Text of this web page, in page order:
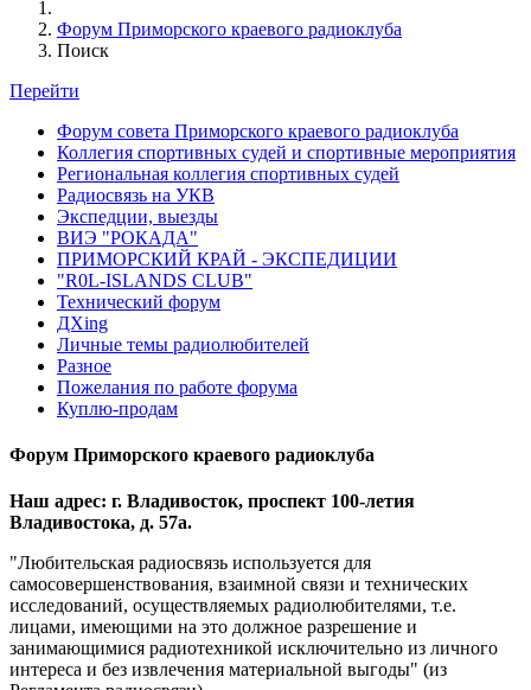
Форум Приморского краевого радиоклуба
Поиск
Перейти
Форум совета Приморского краевого радиоклуба
Коллегия спортивных судей и спортивные мероприятия
Региональная коллегия спортивных судей
Радиосвязь на УКВ
Экспедции, выезды
ВИЭ "РОКАДА"
ПРИМОРСКИЙ КРАЙ - ЭКСПЕДИЦИИ
"R0L-ISLANDS CLUB"
Технический форум
ДХing
Личные темы радиолюбителей
Разное
Пожелания по работе форума
Куплю-продам
Форум Приморского краевого радиоклуба
Наш адрес: г. Владивосток, проспект 100-летия
Владивостока, д. 57а.
"Любительская радиосвязь используется для
самосовершенствования, взаимной связи и технических
исследований, осуществляемых радиолюбителями, т.е.
лицами, имеющими на это должное разрешение и
занимающимися радиотехникой исключительно из личного
интереса и без извлечения материальной выгоды" (из